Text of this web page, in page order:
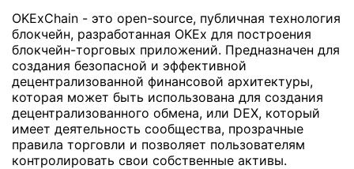
OKExChain - это open-source, публичная технология
блокчейн, разработанная OKEx для построения
блокчейн-торговых приложений. Предназначен для
создания безопасной и эффективной
децентрализованной финансовой архитектуры,
которая может быть использована для создания
децентрализованного обмена, или DEX, который
имеет деятельность сообщества, прозрачные
правила торговли и позволяет пользователям
контролировать свои собственные активы.